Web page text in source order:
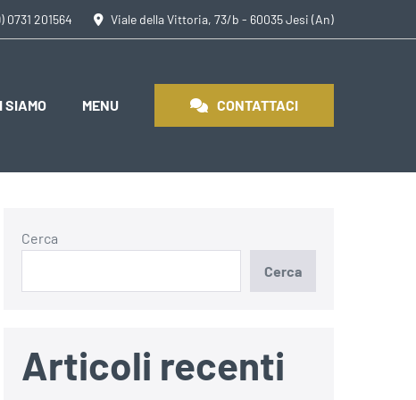
0731 201564 Viale della Vittoria, 73/b - 60035 Jesi (An)
SIAMO MENU CONTATTACI
Cerca
Cerca
Articoli recenti